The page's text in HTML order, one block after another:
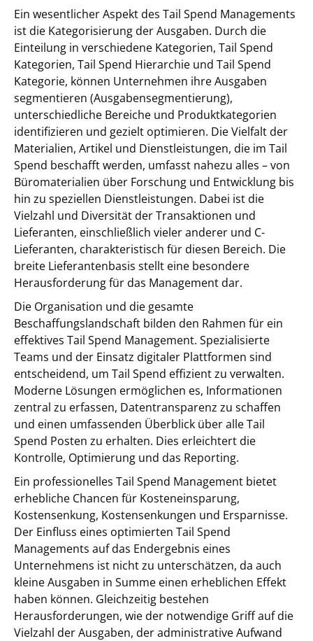
Ein wesentlicher Aspekt des Tail Spend Managements
ist die Kategorisierung der Ausgaben. Durch die
Einteilung in verschiedene Kategorien, Tail Spend
Kategorien, Tail Spend Hierarchie und Tail Spend
Kategorie, können Unternehmen ihre Ausgaben
segmentieren (Ausgabensegmentierung),
unterschiedliche Bereiche und Produktkategorien
identifizieren und gezielt optimieren. Die Vielfalt der
Materialien, Artikel und Dienstleistungen, die im Tail
Spend beschafft werden, umfasst nahezu alles – von
Büromaterialien über Forschung und Entwicklung bis
hin zu speziellen Dienstleistungen. Dabei ist die
Vielzahl und Diversität der Transaktionen und
Lieferanten, einschließlich vieler anderer und C-
Lieferanten, charakteristisch für diesen Bereich. Die
breite Lieferantenbasis stellt eine besondere
Herausforderung für das Management dar.
Die Organisation und die gesamte
Beschaffungslandschaft bilden den Rahmen für ein
effektives Tail Spend Management. Spezialisierte
Teams und der Einsatz digitaler Plattformen sind
entscheidend, um Tail Spend effizient zu verwalten.
Moderne Lösungen ermöglichen es, Informationen
zentral zu erfassen, Datentransparenz zu schaffen
und einen umfassenden Überblick über alle Tail
Spend Posten zu erhalten. Dies erleichtert die
Kontrolle, Optimierung und das Reporting.
Ein professionelles Tail Spend Management bietet
erhebliche Chancen für Kosteneinsparung,
Kostensenkung, Kostensenkungen und Ersparnisse.
Der Einfluss eines optimierten Tail Spend
Managements auf das Endergebnis eines
Unternehmens ist nicht zu unterschätzen, da auch
kleine Ausgaben in Summe einen erheblichen Effekt
haben können. Gleichzeitig bestehen
Herausforderungen, wie der notwendige Griff auf die
Vielzahl der Ausgaben, der administrative Aufwand